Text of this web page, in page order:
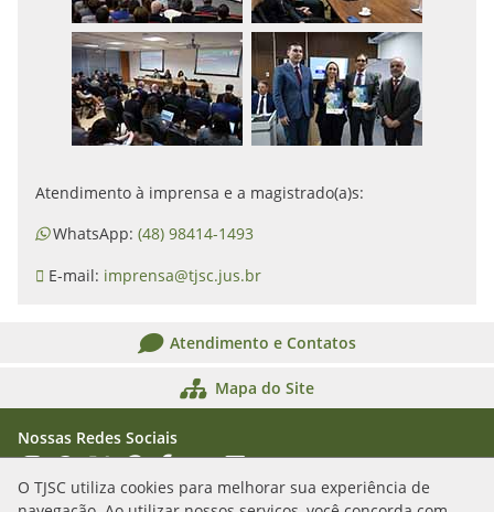
O TJSC utiliza cookies para melhorar sua experiência de
Atendimento à imprensa e a magistrado(a)s:
WhatsApp: (48) 98414-1493
E-mail: imprensa@tjsc.jus.br
Atendimento e Contatos
Mapa do Site
Nossas Redes Sociais
Acessar Instagram
Acessar WhatsApp
Acessar XAcessar Threads
Acessar Facebook
Acessar YouTube
Acessar Flickr
Acessar SoundCloud